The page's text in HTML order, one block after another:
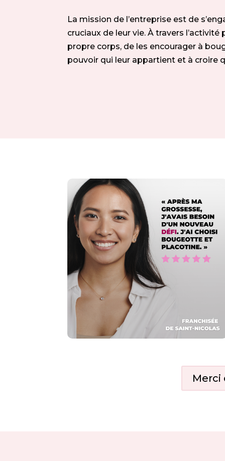
La mission de l’entreprise est de
cruciaux de leur vie. À travers
propre corps, de les encourager à
pouvoir qui leur appartient et à croire
Merci